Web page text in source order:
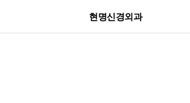
현명신경외과